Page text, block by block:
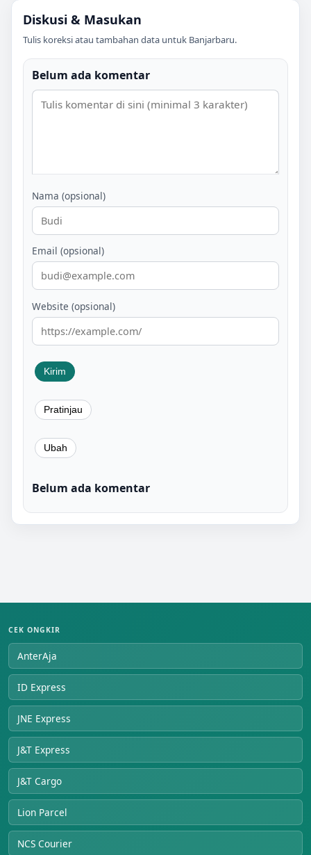
Diskusi & Masukan
Tulis koreksi atau tambahan data untuk Banjarbaru.
Belum ada komentar
Nama (opsional)
Email (opsional)
Website (opsional)
Belum ada komentar
CEK ONGKIR
AnterAja
ID Express
JNE Express
J&T Express
J&T Cargo
Lion Parcel
NCS Courier